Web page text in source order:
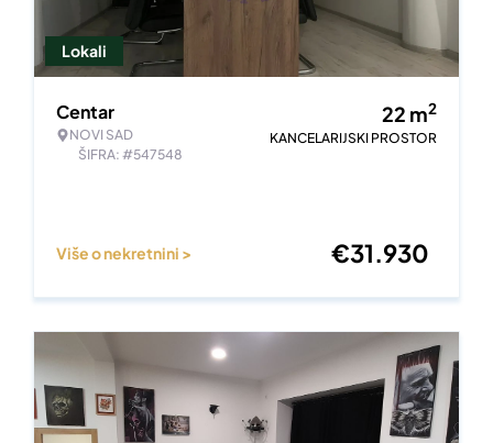
Lokali
Centar
NOVI SAD
ŠIFRA: #547548
22 m2
KANCELARIJSKI PROSTOR
Više o nekretnini > €31.930